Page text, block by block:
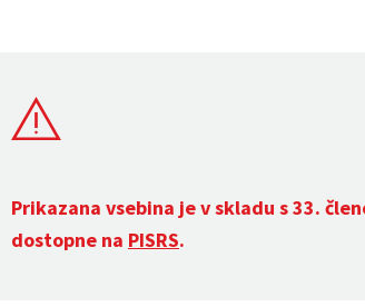
Prikazana vsebina je v skladu s 33.
dostopne na PISRS.